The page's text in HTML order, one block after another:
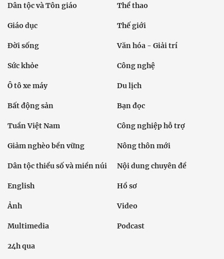
Ô tô xe máy Du lịch
Bất động sản Bạn đọc
Tuần Việt Nam Công nghiệp hỗ trợ
Giảm nghèo bền vững Nông thôn mới
Dân tộc thiểu số và miền núi Nội dung chuyên đề
English Hồ sơ
Ảnh Video
Multimedia Podcast
24h qua
Cơ quan chủ quản: Bộ Dân tộc và Tôn giáo